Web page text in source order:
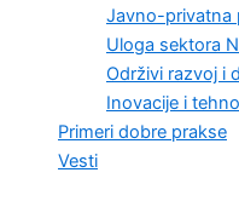
Javno-privatna
Uloga sektora
Održivi razvoj i
Inovacije i
Primeri dobre prakse
Vesti